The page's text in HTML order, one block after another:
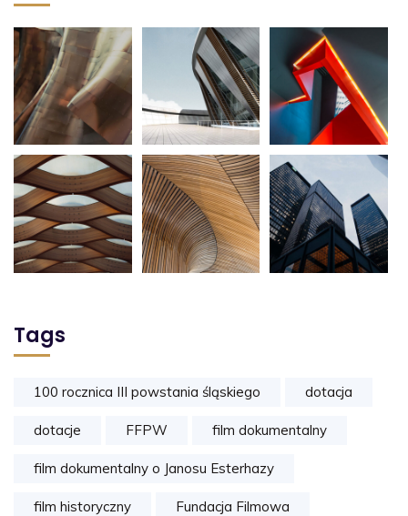
Tags
100 rocznica III powstania śląskiego dotacja
dotacje FFPW film dokumentalny
film dokumentalny o Janosu Esterhazy
film historyczny Fundacja Filmowa